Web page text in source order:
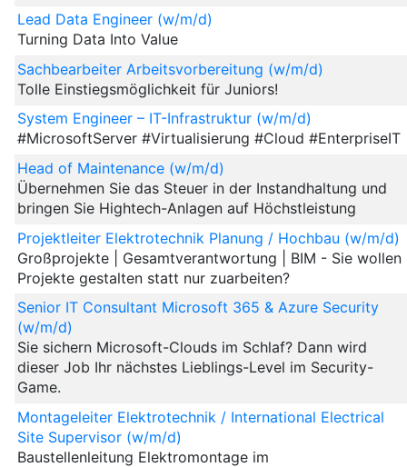
Lead Data Engineer (w/m/d)
Turning Data Into Value
Sachbearbeiter Arbeitsvorbereitung (w/m/d)
Tolle Einstiegsmöglichkeit für Juniors!
System Engineer – IT-Infrastruktur (w/m/d)
#MicrosoftServer #Virtualisierung #Cloud #EnterpriseIT
Head of Maintenance (w/m/d)
Übernehmen Sie das Steuer in der Instandhaltung und
bringen Sie Hightech-Anlagen auf Höchstleistung
Projektleiter Elektrotechnik Planung / Hochbau (w/m/d)
Großprojekte | Gesamtverantwortung | BIM - Sie wollen
Projekte gestalten statt nur zuarbeiten?
Senior IT Consultant Microsoft 365 & Azure Security
(w/m/d)
Sie sichern Microsoft-Clouds im Schlaf? Dann wird
dieser Job Ihr nächstes Lieblings-Level im Security-
Game.
Montageleiter Elektrotechnik / International Electrical
Site Supervisor (w/m/d)
Baustellenleitung Elektromontage im